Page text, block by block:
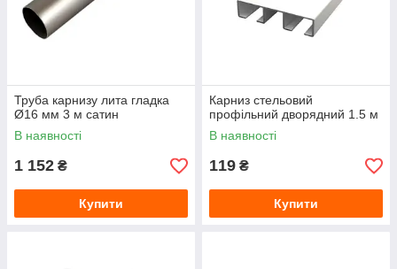
Труба карнизу лита гладка
Ø16 мм 3 м сатин
В наявності
1 152 ₴
Купити
Карниз стельовий
профільний дворядний 1.5 м
В наявності
119 ₴
Купити